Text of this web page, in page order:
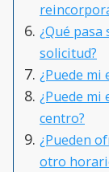
¿Qué
solicitud?
¿Puede
¿Puede
centro?
¿Pueden
otro